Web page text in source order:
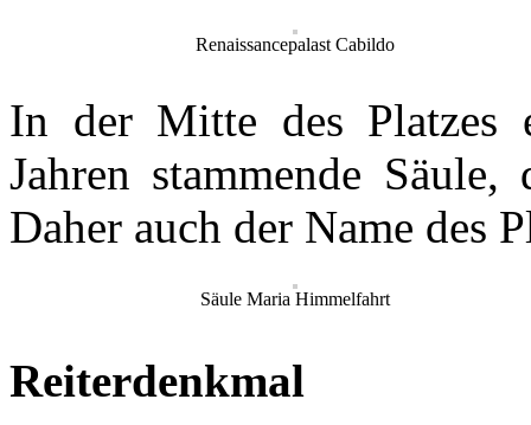
Renaissancepalast Cabildo
In der Mitte des Platzes
Jahren stammende
Daher auch der Name des
Säule Maria Himmelfahrt
Reiterdenkmal